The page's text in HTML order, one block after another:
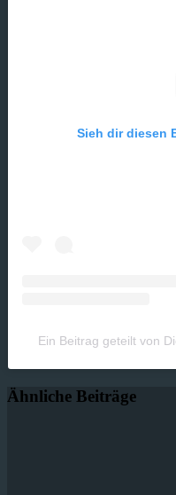
Sieh dir diesen
Ein Beitrag geteilt von
Ähnliche Beiträge